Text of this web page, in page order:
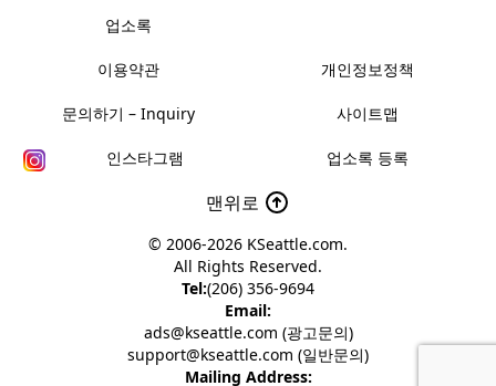
업소록
이용약관 개인정보정책
문의하기 – Inquiry 사이트맵
인스타그램 업소록 등록
맨위로
© 2006-2026 KSeattle.com.
All Rights Reserved.
Tel:(206) 356-9694
Email:
ads@kseattle.com (광고문의)
support@kseattle.com (일반문의)
Mailing Address: